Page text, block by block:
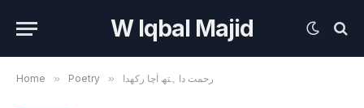
W Iqbal Majid
Home » Poetry » رحمت دا ہتھ اُچا رکھدا